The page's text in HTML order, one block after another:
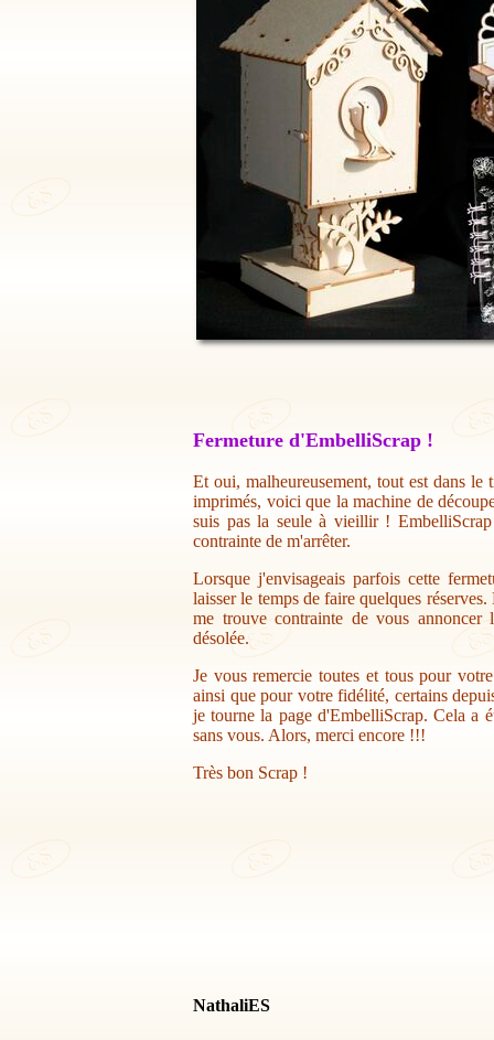
Fermeture d'EmbelliScrap !
Et oui, malheureusement, tout est dans
imprimés, voici que la machine de
suis pas la seule à vieillir !
contrainte de m'arrêter.
Lorsque j'envisageais parfois cette
laisser le temps de faire quelques
me trouve contrainte de vous annoncer
désolée.
Je vous remercie toutes et tous pour
ainsi que pour votre fidélité, certains
je tourne la page d'EmbelliScrap. Cela a
sans vous. Alors, merci encore !!!
Très bon Scrap !
NathaliES